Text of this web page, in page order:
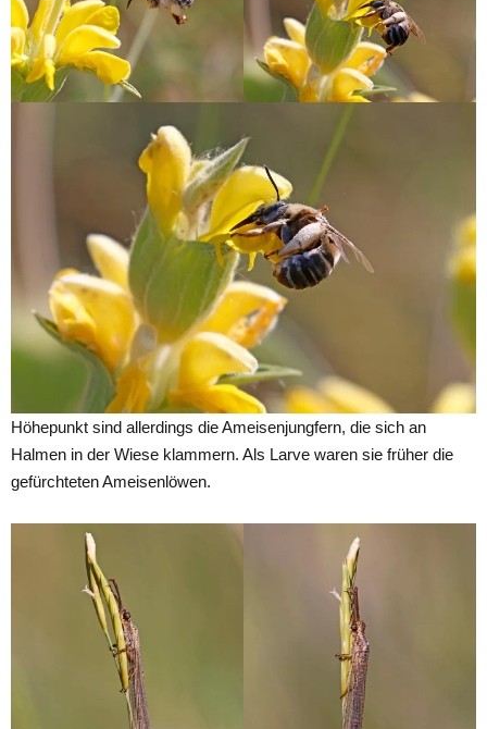
Höhepunkt sind allerdings die Ameisenjungfern, die sich an
Halmen in der Wiese klammern. Als Larve waren sie früher die
gefürchteten Ameisenlöwen.